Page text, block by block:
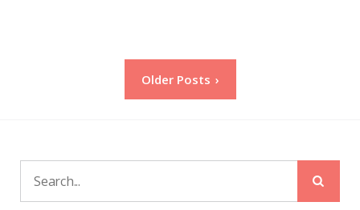
Seitennummerierung
Older Posts
Search
for: